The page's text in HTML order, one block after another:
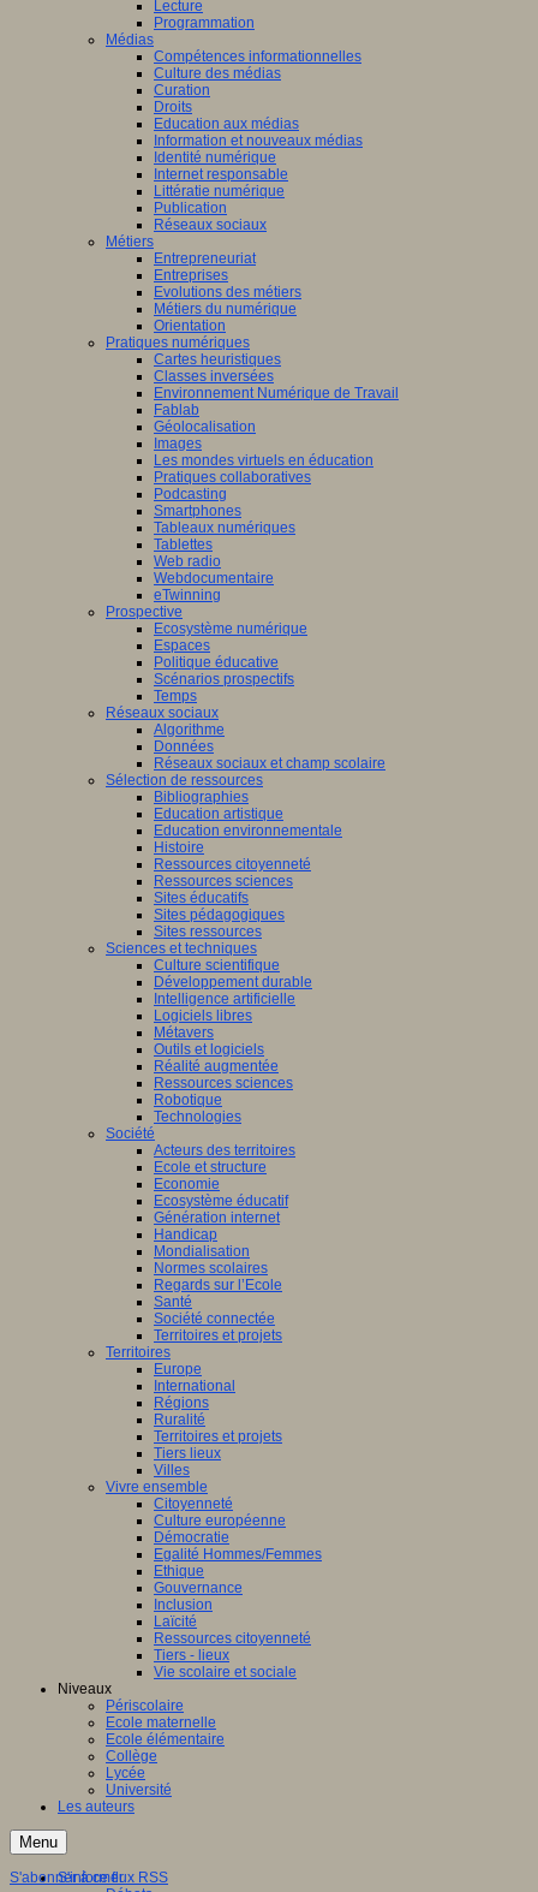
Lecture
Programmation
Médias
Compétences informationnelles
Culture des médias
Curation
Droits
Education aux médias
Information et nouveaux médias
Identité numérique
Internet responsable
Littératie numérique
Publication
Réseaux sociaux
Métiers
Entrepreneuriat
Entreprises
Evolutions des métiers
Métiers du numérique
Orientation
Pratiques numériques
Cartes heuristiques
Classes inversées
Environnement Numérique de Travail
Fablab
Géolocalisation
Images
Les mondes virtuels en éducation
Pratiques collaboratives
Podcasting
Smartphones
Tableaux numériques
Tablettes
Web radio
Webdocumentaire
eTwinning
Prospective
Ecosystème numérique
Espaces
Politique éducative
Scénarios prospectifs
Temps
Réseaux sociaux
Algorithme
Données
Réseaux sociaux et champ scolaire
Sélection de ressources
Bibliographies
Education artistique
Education environnementale
Histoire
Ressources citoyenneté
Ressources sciences
Sites éducatifs
Sites pédagogiques
Sites ressources
Sciences et techniques
Culture scientifique
Développement durable
Intelligence artificielle
Logiciels libres
Métavers
Outils et logiciels
Réalité augmentée
Ressources sciences
Robotique
Technologies
Société
Acteurs des territoires
Ecole et structure
Economie
Ecosystème éducatif
Génération internet
Handicap
Mondialisation
Normes scolaires
Regards sur l’Ecole
Santé
Société connectée
Territoires et projets
Territoires
Europe
International
Régions
Ruralité
Territoires et projets
Tiers lieux
Villes
Vivre ensemble
Citoyenneté
Culture européenne
Démocratie
Egalité Hommes/Femmes
Ethique
Gouvernance
Inclusion
Laïcité
Ressources citoyenneté
Tiers - lieux
Vie scolaire et sociale
Niveaux
Périscolaire
Ecole maternelle
Ecole élémentaire
Collège
Lycée
Université
Les auteurs
Menu
S'informer
S'abonner à ce flux RSS